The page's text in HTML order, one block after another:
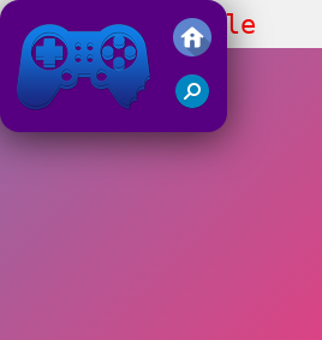
Juegos Friv 2019
Arrow Tap Puzzle